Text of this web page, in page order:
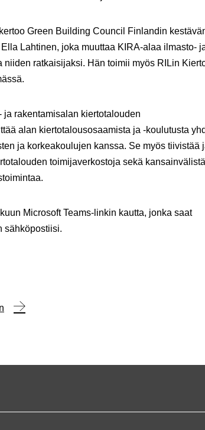
Green Building Council Finlandin
Ella Lahtinen, joka muuttaa KIRA-alaa ilmasto-
niiden ratkaisijaksi. Hän toimii myös RILin
ja rakentamisalan kiertotalouden
alan kiertotalousosaamista ja -koulutusta
ja korkeakoulujen kanssa. Se myös tiivistää
toimijaverkostoja sekä
Microsoft Teams-linkin kautta, jonka saat
sähköpostiisi.